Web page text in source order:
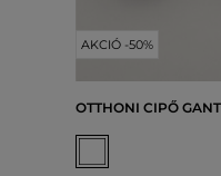
AKCIÓ -50%
OTTHONI CIPŐ